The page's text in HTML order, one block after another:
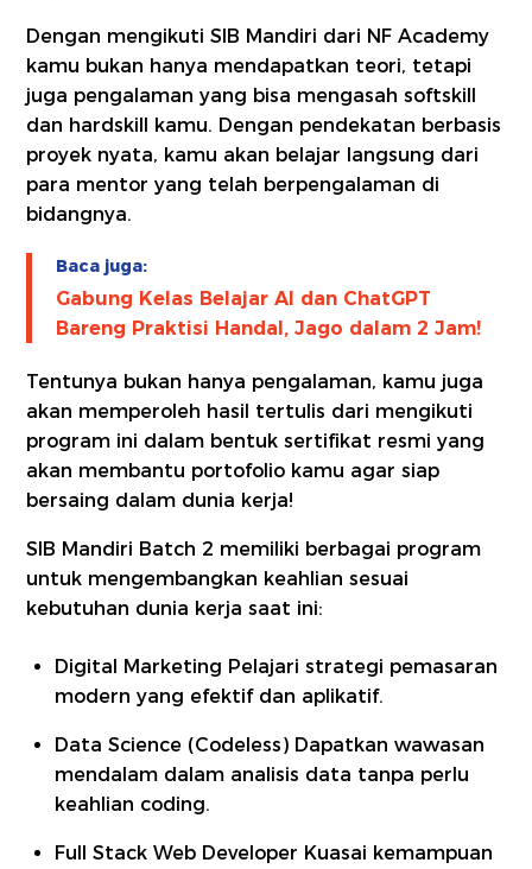
Dengan mengikuti SIB Mandiri dari NF Academy
kamu bukan hanya mendapatkan teori, tetapi
juga pengalaman yang bisa mengasah softskill
dan hardskill kamu. Dengan pendekatan berbasis
proyek nyata, kamu akan belajar langsung dari
para mentor yang telah berpengalaman di
bidangnya.
Baca juga:
Gabung Kelas Belajar AI dan ChatGPT
Bareng Praktisi Handal, Jago dalam 2 Jam!
Tentunya bukan hanya pengalaman, kamu juga
akan memperoleh hasil tertulis dari mengikuti
program ini dalam bentuk sertifikat resmi yang
akan membantu portofolio kamu agar siap
bersaing dalam dunia kerja!
SIB Mandiri Batch 2 memiliki berbagai program
untuk mengembangkan keahlian sesuai
kebutuhan dunia kerja saat ini:
Digital Marketing Pelajari strategi pemasaran
modern yang efektif dan aplikatif.
Data Science (Codeless) Dapatkan wawasan
mendalam dalam analisis data tanpa perlu
keahlian coding.
Full Stack Web Developer Kuasai kemampuan